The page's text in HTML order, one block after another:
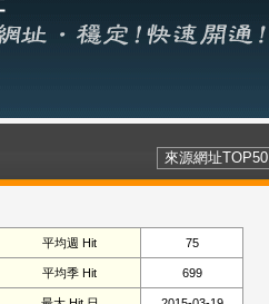
來源網址TOP50
平均週 Hit 75
平均季 Hit 699